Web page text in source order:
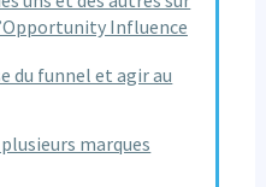
Influence
du funnel et agir au
marques